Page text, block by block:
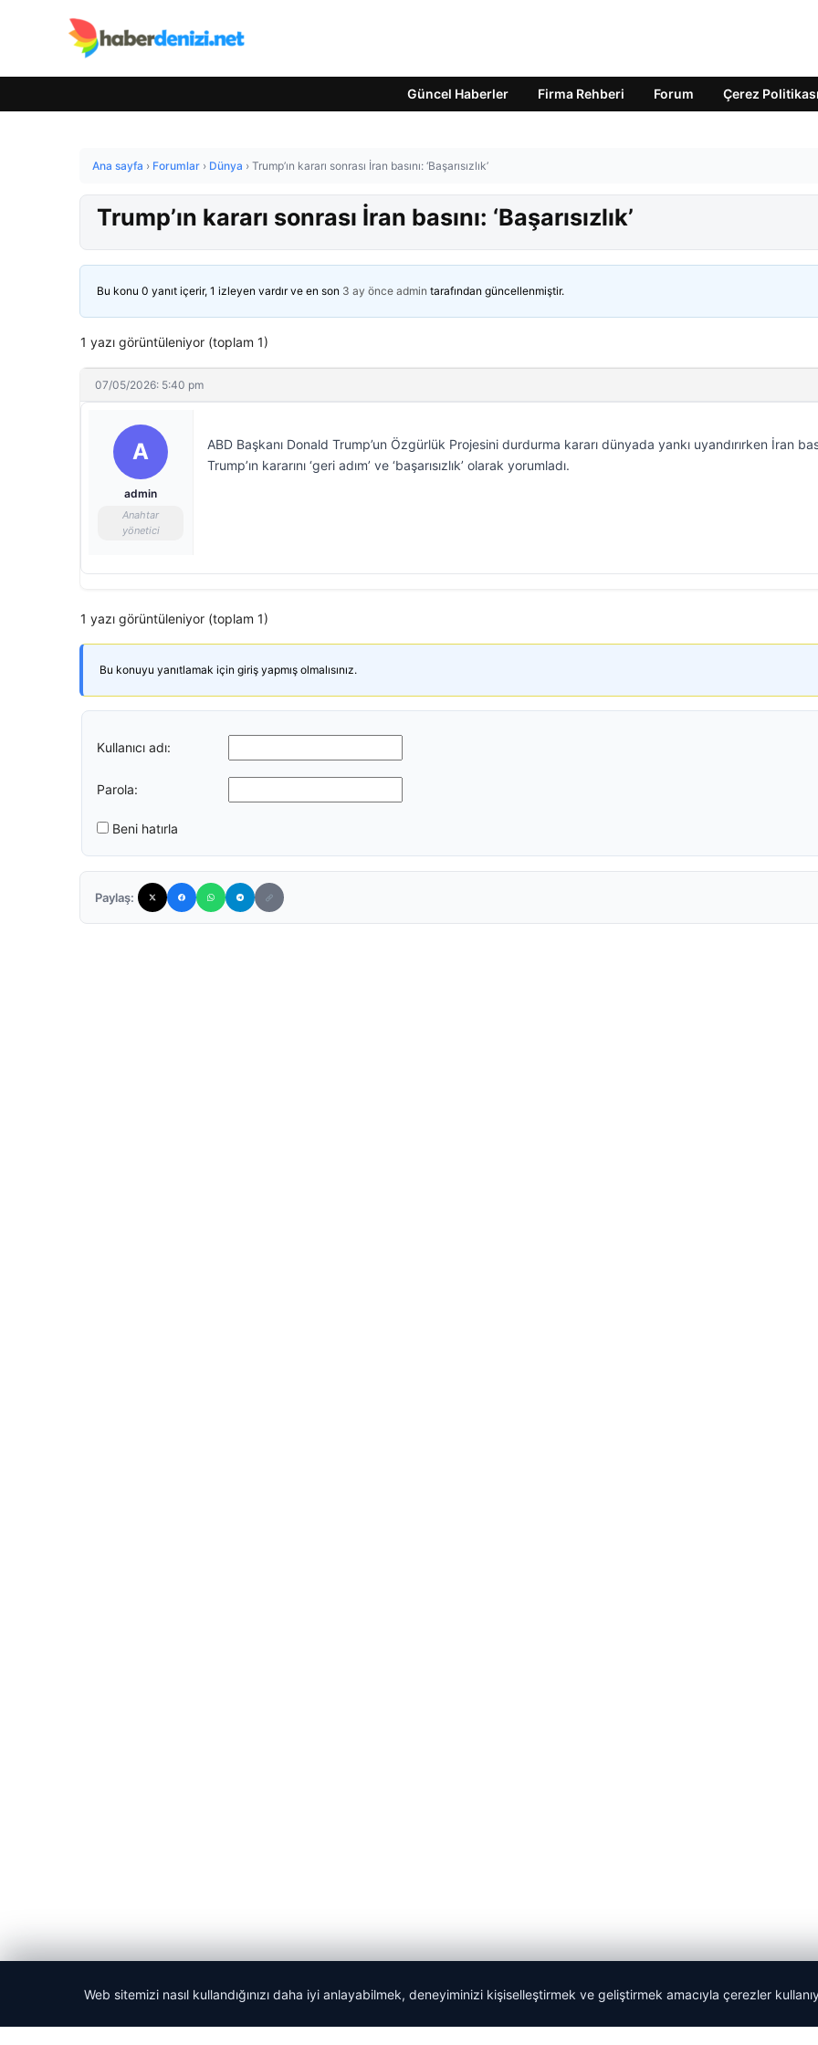
Güncel Haberler Firma Rehberi Forum Çerez
Ana sayfa › Forumlar › Dünya › Trump’ın kararı sonrası İran basını: ‘Başarısızlık’
Trump’ın kararı sonrası İran basını: ‘Başarısızlık’
Bu konu 0 yanıt içerir, 1 izleyen vardır ve en son 3 ay önce admin tarafından güncellenmiştir.
1 yazı görüntüleniyor (toplam 1)
07/05/2026: 5:40 pm
A
admin
Anahtar
yönetici
ABD Başkanı Donald Trump’un Özgürlük Projesini durdurma kararı dünyada yankı uyandırırken İran
Trump’ın kararını ‘geri adım’ ve ‘başarısızlık’ olarak yorumladı.
1 yazı görüntüleniyor (toplam 1)
Bu konuyu yanıtlamak için giriş yapmış olmalısınız.
Kullanıcı adı:
Parola:
Beni hatırla
Paylaş:
Web sitemizi nasıl kullandığınızı daha iyi anlayabilmek, deneyiminizi kişiselleştirmek ve geliştirmek amacıyla çerezler